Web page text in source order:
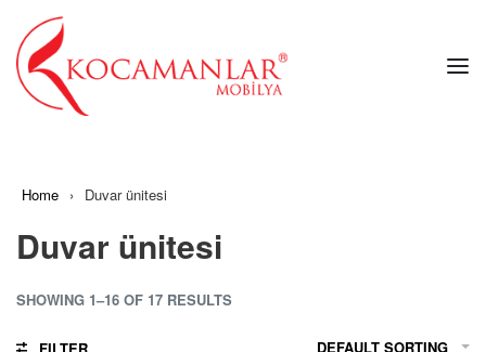
Home › Duvar ünitesi
Duvar ünitesi
SHOWING 1–16 OF 17 RESULTS
DEFAULT SORTING